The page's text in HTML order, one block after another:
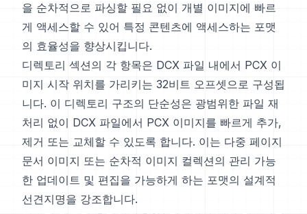
을 순차적으로 파싱할 필요 없이 개별 이미지에 빠르
게 액세스할 수 있어 특정 콘텐츠에 액세스하는 포맷
의 효율성을 향상시킵니다.
디렉토리 섹션의 각 항목은 DCX 파일 내에서 PCX 이
미지 시작 위치를 가리키는 32비트 오프셋으로 구성됩
니다. 이 디렉토리 구조의 단순성은 광범위한 파일 재
처리 없이 DCX 파일에서 PCX 이미지를 빠르게 추가,
제거 또는 교체할 수 있도록 합니다. 이는 다중 페이지
문서 이미지 또는 순차적 이미지 컬렉션의 관리 가능
한 업데이트 및 편집을 가능하게 하는 포맷의 설계적
선견지명을 강조합니다.